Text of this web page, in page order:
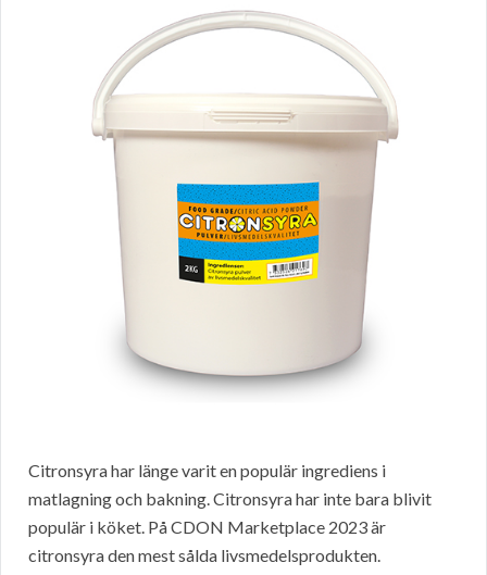
Citronsyra har länge varit en populär ingrediens i
matlagning och bakning. Citronsyra har inte bara blivit
populär i köket. På CDON Marketplace 2023 är
citronsyra den mest sålda livsmedelsprodukten.